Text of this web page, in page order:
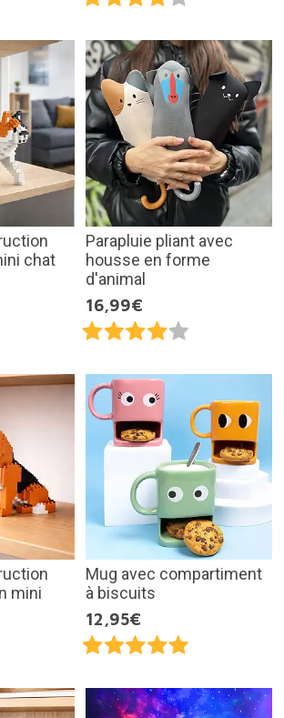
chat
Parapluie pliant avec
housse en forme
d'animal
16,99€
mini
Mug avec compartiment
à biscuits
12,95€